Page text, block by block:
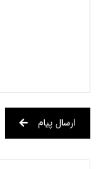
ارسال پیام